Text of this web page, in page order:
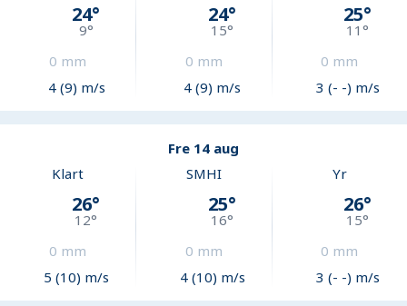
24°
9°
0 mm
4 (9) m/s
24°
15°
0 mm
4 (9) m/s
25°
11°
0 mm
3 (- -) m/s
Fre 14 aug
Klart
26°
12°
0 mm
5 (10) m/s
SMHI
25°
16°
0 mm
4 (10) m/s
Yr
26°
15°
0 mm
3 (- -) m/s